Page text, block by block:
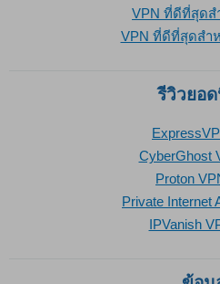
VPN ที่ดีที่สุดส
VPN ที่ดีที่สุดสำ
รีวิวยอ
CyberGhost
Proton
Private Internet
IPVanish